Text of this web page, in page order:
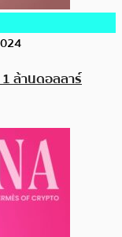
ล้านดอลลาร์